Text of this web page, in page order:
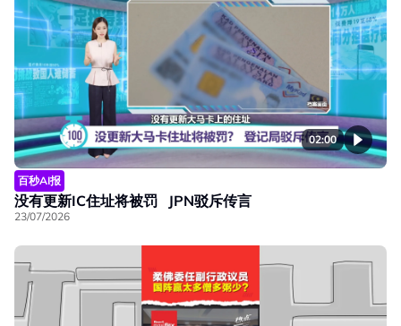
02:00
百秒AI报
没有更新IC住址将被罚 JPN驳斥传言
23/07/2026